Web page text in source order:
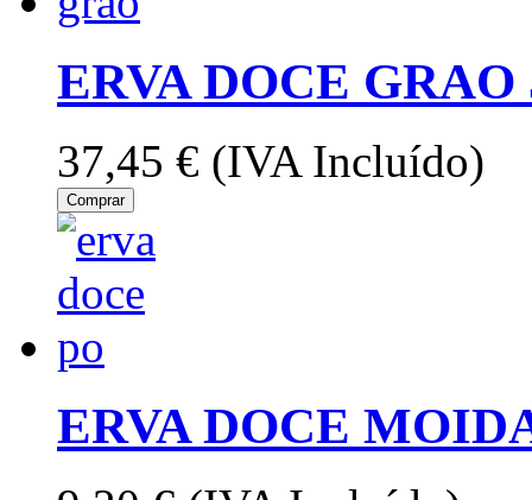
ERVA DOCE
37,45 € (IVA Incluído)
Comprar
ERVA DOCE